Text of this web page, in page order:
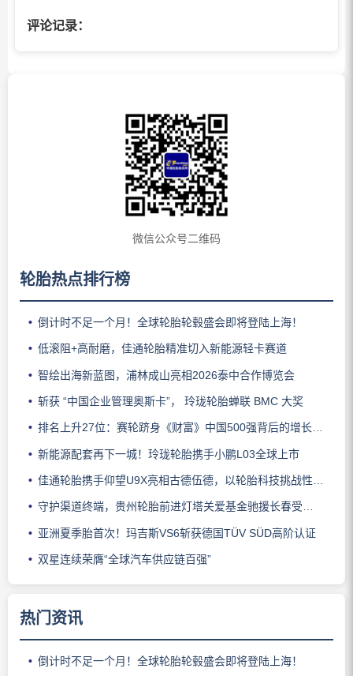
评论记录：
微信公众号二维码
轮胎热点排行榜
倒计时不足一个月！全球轮胎轮毂盛会即将登陆上海！
低滚阻+高耐磨，佳通轮胎精准切入新能源轻卡赛道
智绘出海新蓝图，浦林成山亮相2026泰中合作博览会
斩获 “中国企业管理奥斯卡”， 玲珑轮胎蝉联 BMC 大奖
排名上升27位：赛轮跻身《财富》中国500强背后的增长逻辑
新能源配套再下一城！玲珑轮胎携手小鹏L03全球上市
佳通轮胎携手仰望U9X亮相古德伍德，以轮胎科技挑战性能边界
守护渠道终端，贵州轮胎前进灯塔关爱基金驰援长春受灾门店
亚洲夏季胎首次！玛吉斯VS6斩获德国TÜV SÜD高阶认证
双星连续荣膺“全球汽车供应链百强”
热门资讯
倒计时不足一个月！全球轮胎轮毂盛会即将登陆上海！